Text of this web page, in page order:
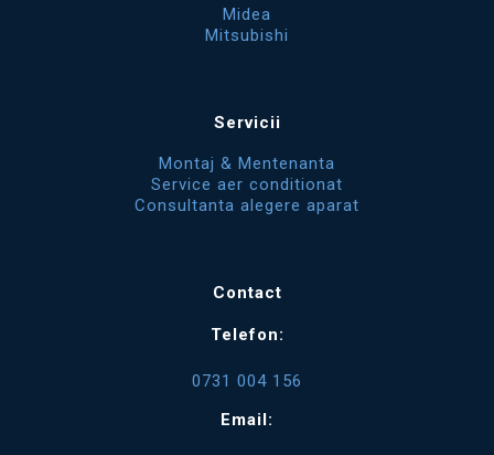
Midea
Mitsubishi
Servicii
Montaj & Mentenanta
Service aer conditionat
Consultanta alegere aparat
Contact
Telefon:
0731 004 156
Email: